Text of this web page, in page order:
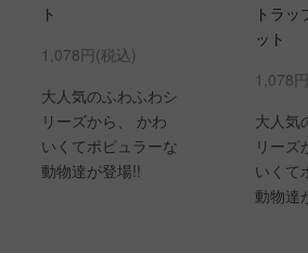
ト
1,078円(税込)
大人気のふわふわシ
リーズから、 かわ
いくてポピュラーな
動物達が登場!!
トラ
ット
1,078
大人気
リーズ
いくて
動物達